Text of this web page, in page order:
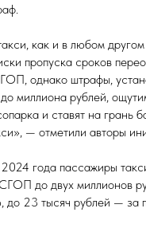
как и в любом
пропуска сроков
однако штрафы,
миллиона рублей,
и ставят на грань
— отметили авторы
года пассажиры
до двух миллионов
до 23 тысяч рублей — за